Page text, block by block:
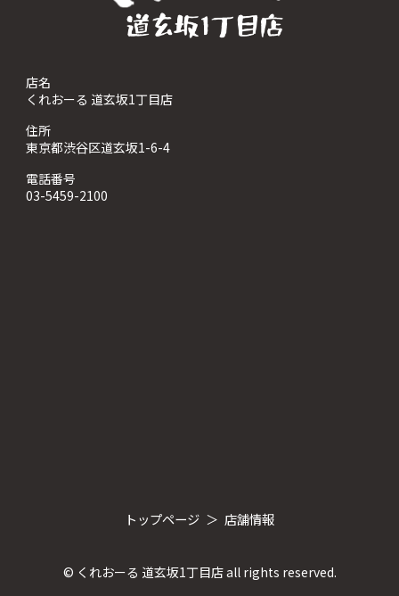
店名
くれおーる 道玄坂1丁目店
住所
東京都渋谷区道玄坂1-6-4
電話番号
03-5459-2100
トップページ 店舗情報
© くれおーる 道玄坂1丁目店 all rights reserved.